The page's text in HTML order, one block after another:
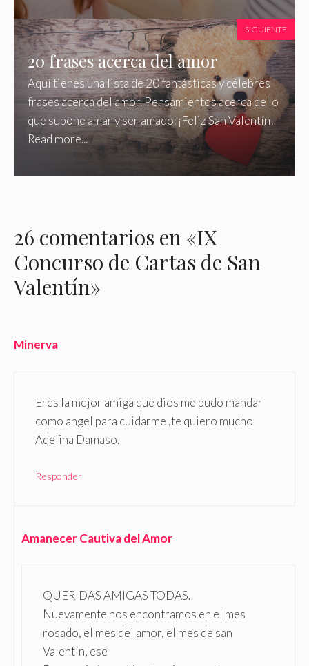
20 frases acerca del amor
Aquí tienes una lista de 20 fantásticas y célebres
frases acerca del amor. Pensamientos acerca de lo
que supone amar y ser amado. ¡Feliz San Valentín!
Read more...
SIGUIENTE
26 comentarios en «IX
Concurso de Cartas de San
Valentín»
Minerva
Eres la mejor amiga que dios me pudo mandar
como angel para cuidarme ,te quiero mucho
Adelina Damaso.
Responder
Amanecer Cautiva del Amor
QUERIDAS AMIGAS TODAS.
Nuevamente nos encontramos en el mes
rosado, el mes del amor, el mes de san
Valentín, ese